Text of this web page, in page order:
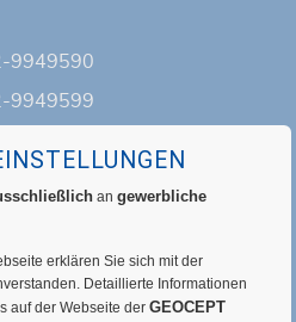
9949590
9949599
Home
Für wen?
Hilfe
angewerbliche
erklären Sie sich mit der
Detaillierte Informationen
auf der Webseite derGEOCEPT